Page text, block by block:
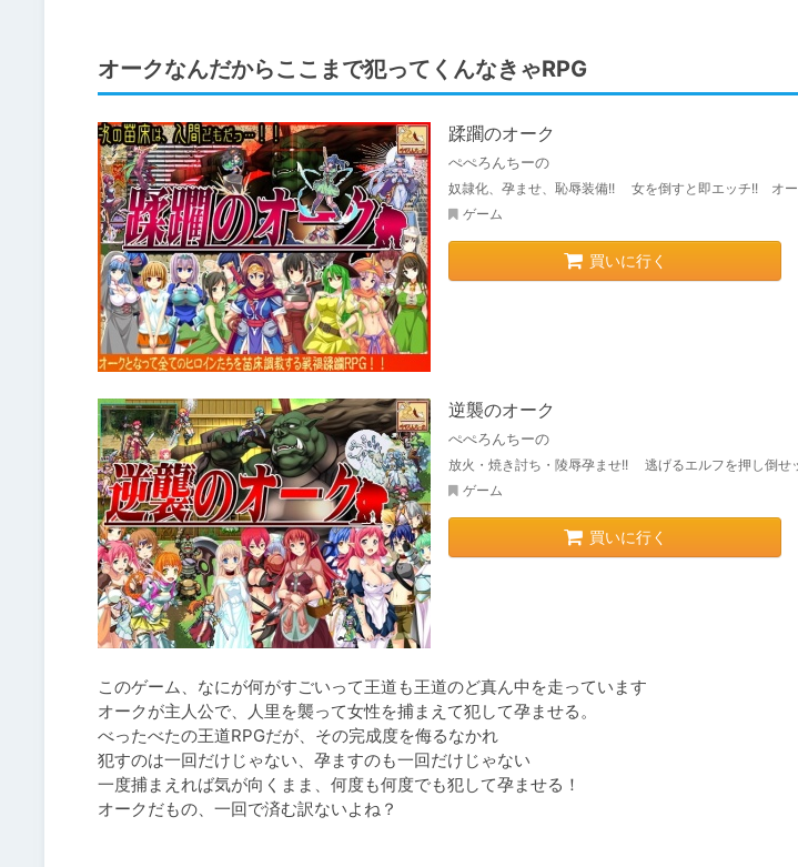
オークなんだからここまで犯ってくんなきゃRPG
蹂躙のオーク
ぺぺろんちーの
奴隷化、孕ませ、恥辱装備!! 女を倒すと即エッチ!! オー
ゲーム
買いに行く
逆襲のオーク
ぺぺろんちーの
放火・焼き討ち・陵辱孕ませ!! 逃げるエルフを押し倒
ゲーム
買いに行く
このゲーム、なにが何がすごいって王道も王道のど真ん中を走っています
オークが主人公で、人里を襲って女性を捕まえて犯して孕ませる。
べったべたの王道RPGだが、その完成度を侮るなかれ
犯すのは一回だけじゃない、孕ますのも一回だけじゃない
一度捕まえれば気が向くまま、何度も何度でも犯して孕ませる！
オークだもの、一回で済む訳ないよね？